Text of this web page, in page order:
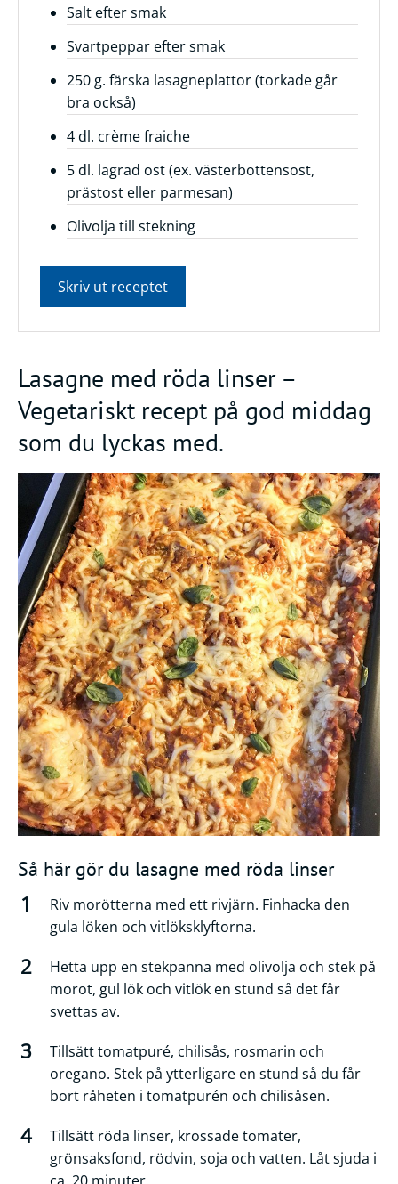
Salt efter smak
Svartpeppar efter smak
250 g. färska lasagneplattor (torkade går
bra också)
4 dl. crème fraiche
5 dl. lagrad ost (ex. västerbottensost,
prästost eller parmesan)
Olivolja till stekning
Skriv ut receptet
Lasagne med röda linser –
Vegetariskt recept på god middag
som du lyckas med.
Så här gör du lasagne med röda linser
Riv morötterna med ett rivjärn. Finhacka den
gula löken och vitlöksklyftorna.
Hetta upp en stekpanna med olivolja och stek på
morot, gul lök och vitlök en stund så det får
svettas av.
Tillsätt tomatpuré, chilisås, rosmarin och
oregano. Stek på ytterligare en stund så du får
bort råheten i tomatpurén och chilisåsen.
Tillsätt röda linser, krossade tomater,
grönsaksfond, rödvin, soja och vatten. Låt sjuda i